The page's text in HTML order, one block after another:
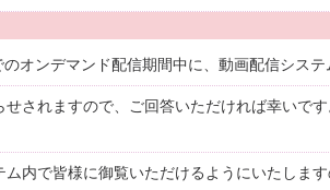
オンデマンド配信期間中に、動画配信システ
されますので、ご回答いただければ幸いで
内で皆様に御覧いただけるようにいたしま